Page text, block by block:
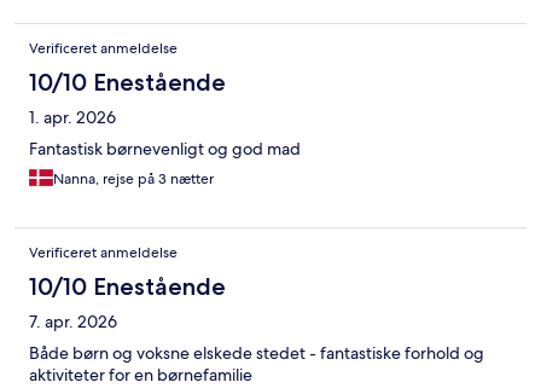
Verificeret anmeldelse
10/10 Enestående
1. apr. 2026
Fantastisk børnevenligt og god mad
Nanna, rejse på 3 nætter
Verificeret anmeldelse
10/10 Enestående
7. apr. 2026
Både børn og voksne elskede stedet - fantastiske forhold og
aktiviteter for en børnefamilie